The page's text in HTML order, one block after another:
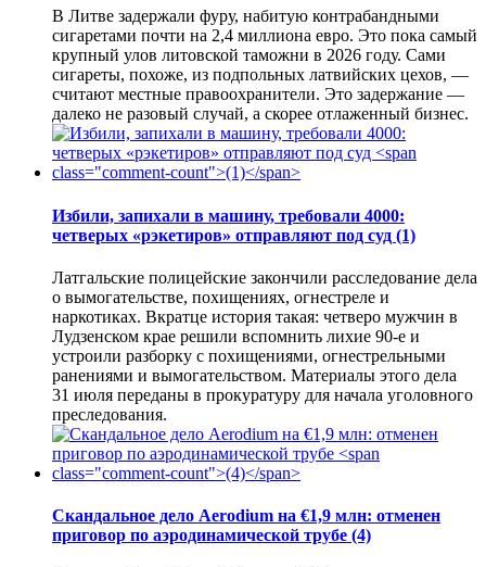
В Литве задержали фуру, набитую контрабандными
сигаретами почти на 2,4 миллиона евро. Это пока самый
крупный улов литовской таможни в 2026 году. Сами
сигареты, похоже, из подпольных латвийских цехов, —
считают местные правоохранители. Это задержание —
далеко не разовый случай, а скорее отлаженный бизнес.
Избили, запихали в машину, требовали 4000:
четверых «рэкетиров» отправляют под суд (1)
Латгальские полицейские закончили расследование дела
о вымогательстве, похищениях, огнестреле и
наркотиках. Вкратце история такая: четверо мужчин в
Лудзенском крае решили вспомнить лихие 90-е и
устроили разборку с похищениями, огнестрельными
ранениями и вымогательством. Материалы этого дела
31 июля переданы в прокуратуру для начала уголовного
преследования.
Скандальное дело Aerodium на €1,9 млн: отменен
приговор по аэродинамической трубе (4)